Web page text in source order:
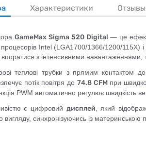
Характеристики
GameMax Sigma 520 Digital — це
процесорів Intel (LGA1700/1366/1200/115X)
з інтенсивними навантаженнями,
теплові трубки з прямим
потік повітря до 74.8 CFMпри
PWM автоматично регулює швидкість
є цифровий дисплей , який
синхронізуючись із материнською